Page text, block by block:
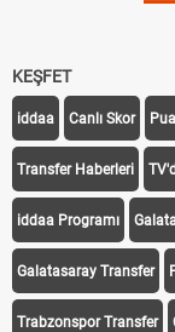
KEŞFET
iddaa Canlı Skor
Transfer Haberleri
iddaa Programı
Galatasaray Transfer
Trabzonspor Transfer